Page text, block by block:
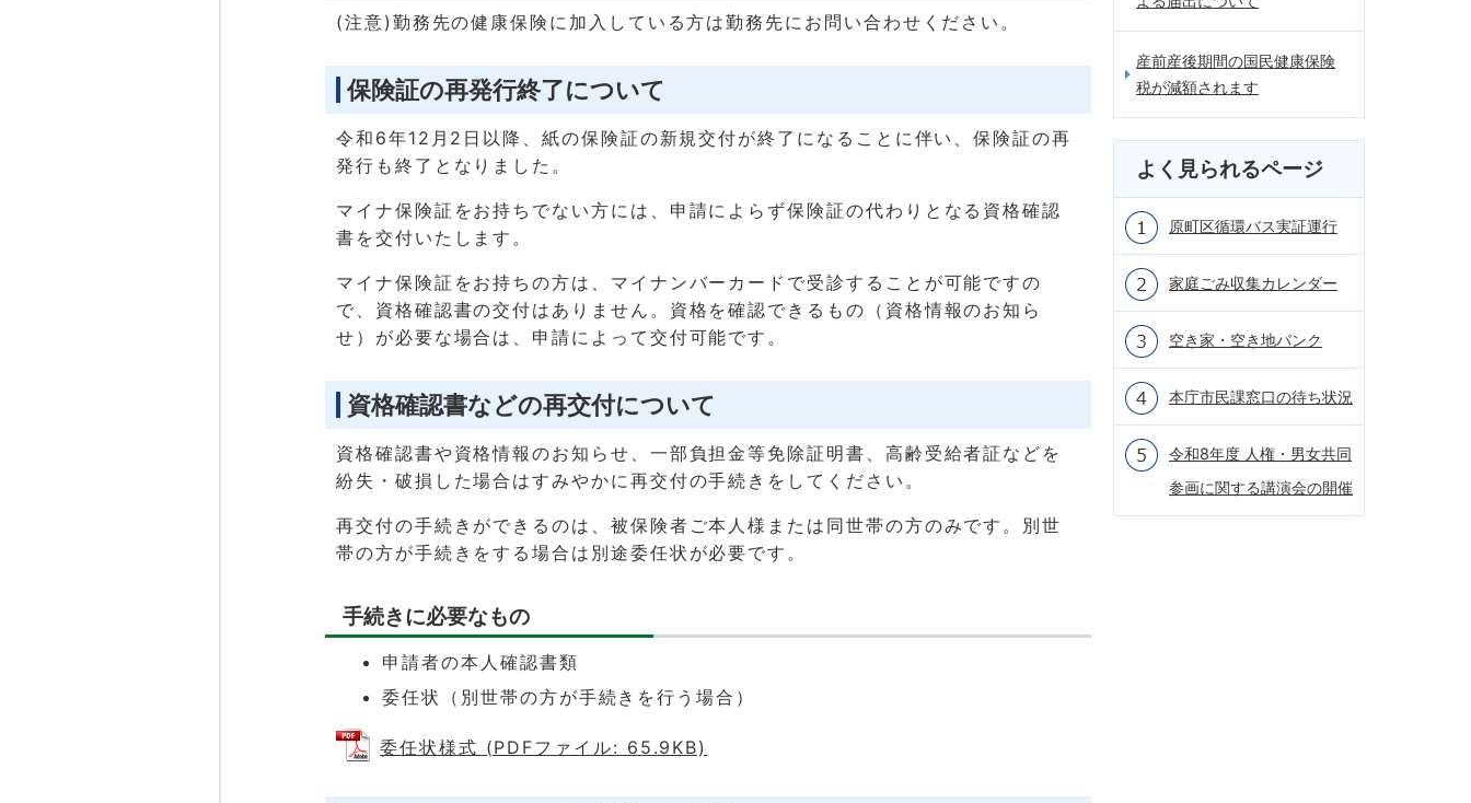
(注意)勤務先の健康保険に加入している方は勤務先にお問い合わせください。
保険証の再発行終了について
令和6年12月2日以降、紙の保険証の新規交付が終了になることに伴い、保険証の再
発行も終了となりました。
マイナ保険証をお持ちでない方には、申請によらず保険証の代わりとなる資格確認
書を交付いたします。
マイナ保険証をお持ちの方は、マイナンバーカードで受診することが可能ですの
で、資格確認書の交付はありません。資格を確認できるもの（資格情報のお知ら
せ）が必要な場合は、申請によって交付可能です。
資格確認書などの再交付について
資格確認書や資格情報のお知らせ、一部負担金等免除証明書、高齢受給者証などを
紛失・破損した場合はすみやかに再交付の手続きをしてください。
再交付の手続きができるのは、被保険者ご本人様または同世帯の方のみです。別世
帯の方が手続きをする場合は別途委任状が必要です。
手続きに必要なもの
申請者の本人確認書類
委任状（別世帯の方が手続きを行う場合）
委任状様式 (PDFファイル: 65.9KB)
産前産後期間の国民健康保険
税が減額されます
よく見られるページ
原町区循環バス実証運行
家庭ごみ収集カレンダー
空き家・空き地バンク
本庁市民課窓口の待ち状況
令和8年度 人権・男女共同
参画に関する講演会の開催